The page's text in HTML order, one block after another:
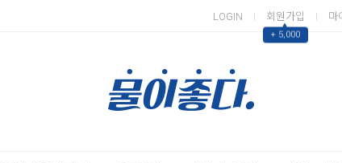
LOGIN 회원가입
▲
+ 5,000
마